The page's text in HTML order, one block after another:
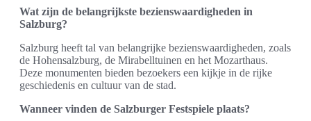
Wat zijn de belangrijkste bezienswaardigheden in
Salzburg?
Salzburg heeft tal van belangrijke bezienswaardigheden, zoals
de Hohensalzburg, de Mirabelltuinen en het Mozarthaus.
Deze monumenten bieden bezoekers een kijkje in de rijke
geschiedenis en cultuur van de stad.
Wanneer vinden de Salzburger Festspiele plaats?